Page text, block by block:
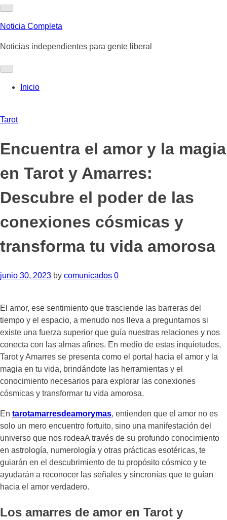
Skip
content
Noticia Completa
Noticias independientes para gente liberal
Inicio
Tarot
Encuentra el amor y la magia
en Tarot y Amarres:
Descubre el poder de las
conexiones cósmicas y
transforma tu vida amorosa
junio 30, 2023 by comunicados 0
El amor, ese sentimiento que trasciende las barreras del
tiempo y el espacio, a menudo nos lleva a preguntarnos si
existe una fuerza superior que guía nuestras relaciones y nos
conecta con las almas afines. En medio de estas inquietudes,
Tarot y Amarres se presenta como el portal hacia el amor y la
magia en tu vida, brindándote las herramientas y el
conocimiento necesarios para explorar las conexiones
cósmicas y transformar tu vida amorosa.
En tarotamarresdeamorymas, entienden que el amor no es
solo un mero encuentro fortuito, sino una manifestación del
universo que nos rodeaA través de su profundo conocimiento
en astrología, numerología y otras prácticas esotéricas, te
guiarán en el descubrimiento de tu propósito cósmico y te
ayudarán a reconocer las señales y sincronías que te guían
hacia el amor verdadero.
Los amarres de amor en Tarot y